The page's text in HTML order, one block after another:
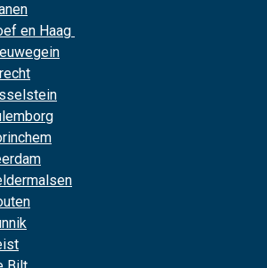
en Haag